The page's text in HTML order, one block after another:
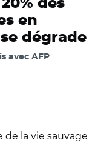
des
en
dégrade
avec AFP
de la vie sauvage